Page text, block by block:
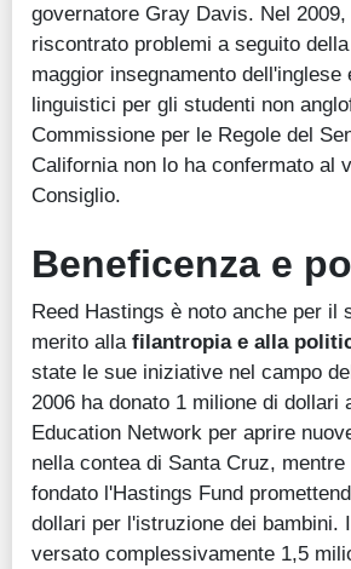
governatore Gray Davis. Nel 2009,
riscontrato problemi a seguito
maggior insegnamento dell'inglese
linguistici per gli studenti non
Commissione per le Regole del
California non lo ha confermato al
Consiglio.
Beneficenza e
Reed Hastings è noto anche per il
merito alla filantropia e alla
state le sue iniziative nel campo
2006 ha donato 1 milione di dollari
Education Network per aprire
nella contea di Santa Cruz, mentre
fondato l'Hastings Fund
dollari per l'istruzione dei bambini.
versato complessivamente 1,5